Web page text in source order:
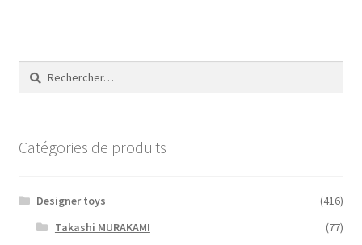
Rechercher :
Catégories de produits
Designer toys
(416)
Takashi MURAKAMI
(77)